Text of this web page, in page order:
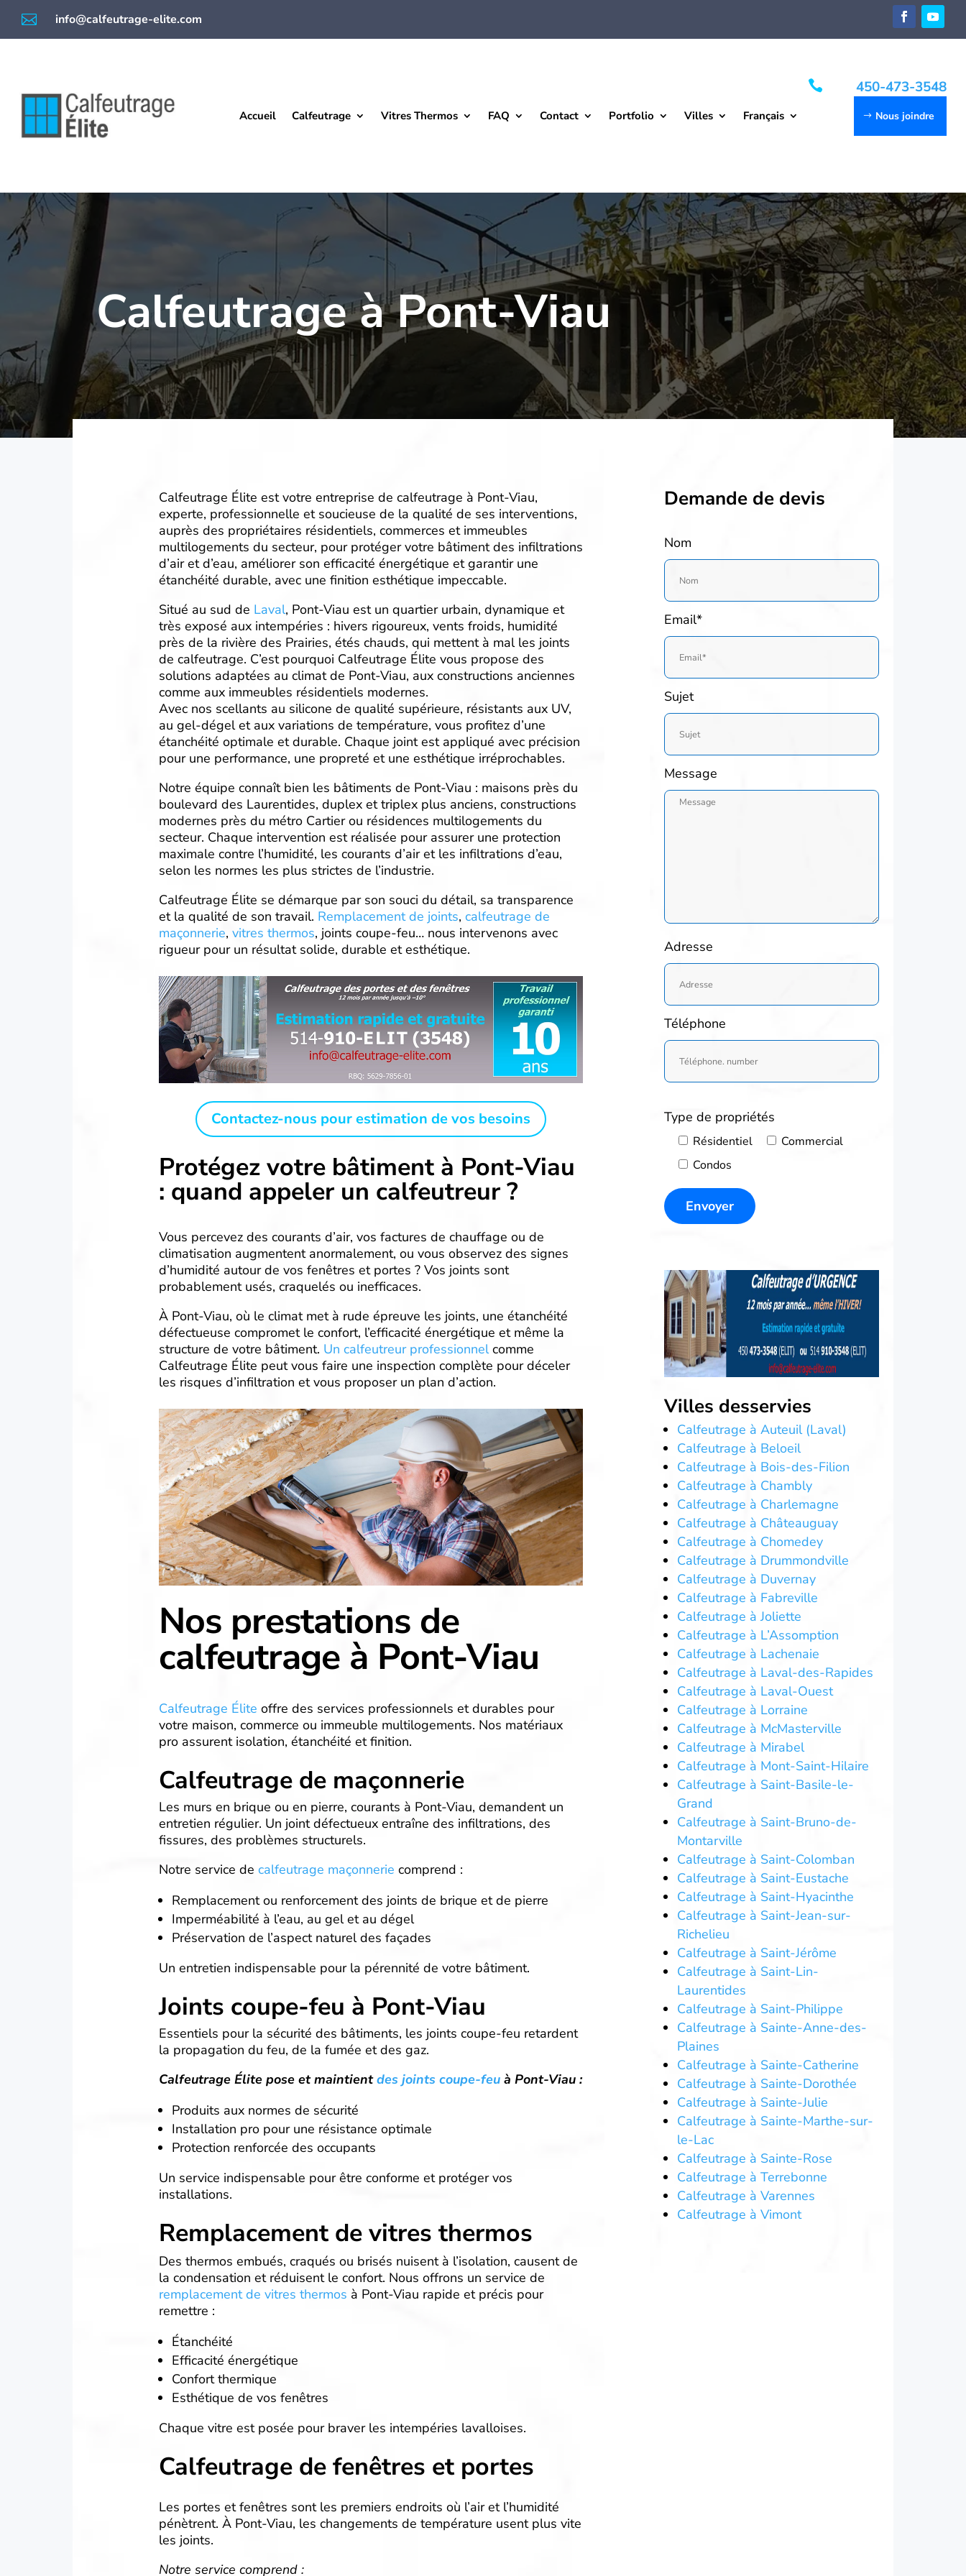
 info@calfeutrage-elite.com
Accueil Calfeutrage Vitres Thermos FAQ Contact Portfolio Villes Français
 450-473-3548
Nous joindre
Calfeutrage à Pont-Viau
Calfeutrage Élite est votre entreprise de calfeutrage à Pont-Viau,
experte, professionnelle et soucieuse de la qualité de ses interventions,
auprès des propriétaires résidentiels, commerces et immeubles
multilogements du secteur, pour protéger votre bâtiment des infiltrations
d’air et d’eau, améliorer son efficacité énergétique et garantir une
étanchéité durable, avec une finition esthétique impeccable.
Situé au sud de Laval, Pont-Viau est un quartier urbain, dynamique et
très exposé aux intempéries : hivers rigoureux, vents froids, humidité
près de la rivière des Prairies, étés chauds, qui mettent à mal les joints
de calfeutrage. C’est pourquoi Calfeutrage Élite vous propose des
solutions adaptées au climat de Pont-Viau, aux constructions anciennes
comme aux immeubles résidentiels modernes.
Avec nos scellants au silicone de qualité supérieure, résistants aux UV,
au gel-dégel et aux variations de température, vous profitez d’une
étanchéité optimale et durable. Chaque joint est appliqué avec précision
pour une performance, une propreté et une esthétique irréprochables.
Notre équipe connaît bien les bâtiments de Pont-Viau : maisons près du
boulevard des Laurentides, duplex et triplex plus anciens, constructions
modernes près du métro Cartier ou résidences multilogements du
secteur. Chaque intervention est réalisée pour assurer une protection
maximale contre l’humidité, les courants d’air et les infiltrations d’eau,
selon les normes les plus strictes de l’industrie.
Calfeutrage Élite se démarque par son souci du détail, sa transparence
et la qualité de son travail. Remplacement de joints, calfeutrage de
maçonnerie, vitres thermos, joints coupe-feu… nous intervenons avec
rigueur pour un résultat solide, durable et esthétique.
Contactez-nous pour estimation de vos besoins
Protégez votre bâtiment à Pont-Viau
: quand appeler un calfeutreur ?
Vous percevez des courants d’air, vos factures de chauffage ou de
climatisation augmentent anormalement, ou vous observez des signes
d’humidité autour de vos fenêtres et portes ? Vos joints sont
probablement usés, craquelés ou inefficaces.
À Pont-Viau, où le climat met à rude épreuve les joints, une étanchéité
défectueuse compromet le confort, l’efficacité énergétique et même la
structure de votre bâtiment. Un calfeutreur professionnelcomme
Calfeutrage Élite peut vous faire une inspection complète pour déceler
les risques d’infiltration et vous proposer un plan d’action.
Nos prestations de
calfeutrage à Pont-Viau
Calfeutrage Élite offre des services professionnels et durables pour
votre maison, commerce ou immeuble multilogements. Nos matériaux
pro assurent isolation, étanchéité et finition.
Calfeutrage de maçonnerie
Les murs en brique ou en pierre, courants à Pont-Viau, demandent un
entretien régulier. Un joint défectueux entraîne des infiltrations, des
fissures, des problèmes structurels.
Notre service de calfeutrage maçonnerie comprend :
Remplacement ou renforcement des joints de brique et de pierre
Imperméabilité à l’eau, au gel et au dégel
Préservation de l’aspect naturel des façades
Un entretien indispensable pour la pérennité de votre bâtiment.
Joints coupe-feu à Pont-Viau
Essentiels pour la sécurité des bâtiments, les joints coupe-feu retardent
la propagation du feu, de la fumée et des gaz.
Calfeutrage Élite pose et maintientdes joints coupe-feuà Pont-Viau :
Produits aux normes de sécurité
Installation pro pour une résistance optimale
Protection renforcée des occupants
Un service indispensable pour être conforme et protéger vos
installations.
Remplacement de vitres thermos
Des thermos embués, craqués ou brisés nuisent à l’isolation, causent de
la condensation et réduisent le confort. Nous offrons un service de
remplacement de vitres thermos à Pont-Viau rapide et précis pour
remettre :
Étanchéité
Efficacité énergétique
Confort thermique
Esthétique de vos fenêtres
Chaque vitre est posée pour braver les intempéries lavalloises.
Calfeutrage de fenêtres et portes
Les portes et fenêtres sont les premiers endroits où l’air et l’humidité
pénètrent. À Pont-Viau, les changements de température usent plus vite
les joints.
Notre service comprend :
Demande de devis
Nom
Email*
Sujet
Message
Adresse
Téléphone
Type de propriétés
Résidentiel
Commercial
Condos
Villes desservies
Calfeutrage à Auteuil (Laval)
Calfeutrage à Beloeil
Calfeutrage à Bois-des-Filion
Calfeutrage à Chambly
Calfeutrage à Charlemagne
Calfeutrage à Châteauguay
Calfeutrage à Chomedey
Calfeutrage à Drummondville
Calfeutrage à Duvernay
Calfeutrage à Fabreville
Calfeutrage à Joliette
Calfeutrage à L’Assomption
Calfeutrage à Lachenaie
Calfeutrage à Laval-des-Rapides
Calfeutrage à Laval-Ouest
Calfeutrage à Lorraine
Calfeutrage à McMasterville
Calfeutrage à Mirabel
Calfeutrage à Mont-Saint-Hilaire
Calfeutrage à Saint-Basile-le-
Grand
Calfeutrage à Saint-Bruno-de-
Montarville
Calfeutrage à Saint-Colomban
Calfeutrage à Saint-Eustache
Calfeutrage à Saint-Hyacinthe
Calfeutrage à Saint-Jean-sur-
Richelieu
Calfeutrage à Saint-Jérôme
Calfeutrage à Saint-Lin-
Laurentides
Calfeutrage à Saint-Philippe
Calfeutrage à Sainte-Anne-des-
Plaines
Calfeutrage à Sainte-Catherine
Calfeutrage à Sainte-Dorothée
Calfeutrage à Sainte-Julie
Calfeutrage à Sainte-Marthe-sur-
le-Lac
Calfeutrage à Sainte-Rose
Calfeutrage à Terrebonne
Calfeutrage à Varennes
Calfeutrage à Vimont